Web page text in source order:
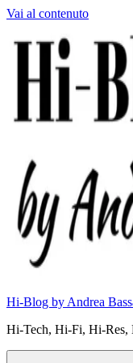
Vai al contenuto
Hi-Blog by Andrea
Hi-Tech, Hi-Fi, Hi-